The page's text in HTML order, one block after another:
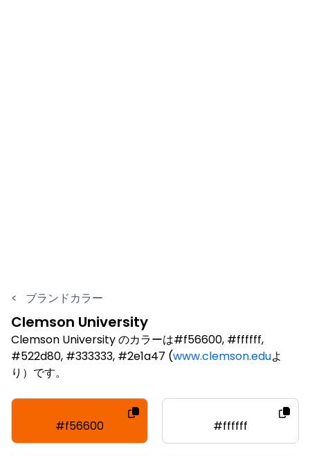
< ブランドカラー
Clemson University
Clemson University のカラーは#f56600, #ffffff,
#522d80, #333333, #2e1a47 (www.clemson.eduよ
り）です。
#f56600 #ffffff